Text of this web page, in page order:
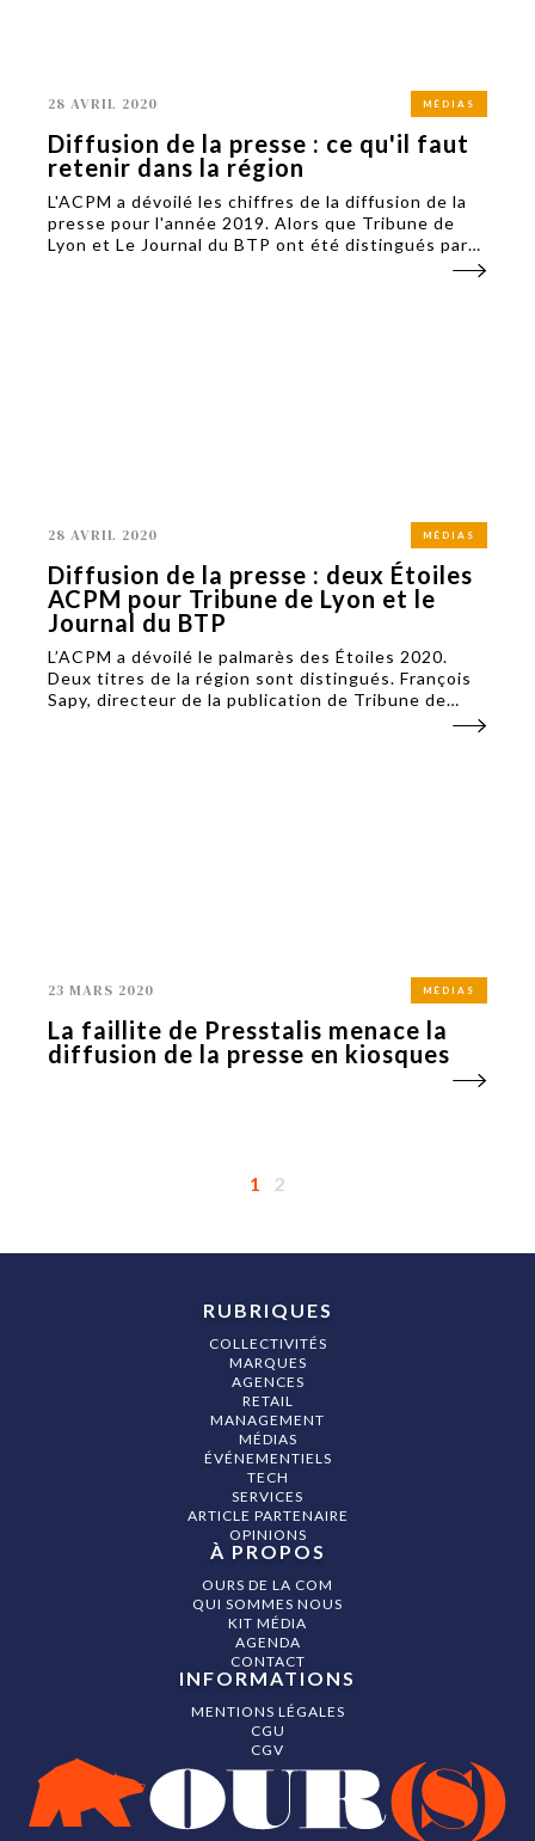
28 AVRIL 2020 MÉDIAS
Diffusion de la presse : ce qu'il faut
retenir dans la région
L'ACPM a dévoilé les chiffres de la diffusion de la
presse pour l'année 2019. Alors que Tribune de
Lyon et Le Journal du BTP ont été distingués par
des Étoiles ACPM, comment vont les autres titres
28 AVRIL 2020 MÉDIAS
Diffusion de la presse : deux Étoiles
ACPM pour Tribune de Lyon et le
Journal du BTP
L’ACPM a dévoilé le palmarès des Étoiles 2020.
Deux titres de la région sont distingués. François
Sapy, directeur de la publication de Tribune de
23 MARS 2020 MÉDIAS
La faillite de Presstalis menace la
diffusion de la presse en kiosques
1 2
RUBRIQUES
COLLECTIVITÉS
MARQUES
AGENCES
RETAIL
MANAGEMENT
MÉDIAS
ÉVÉNEMENTIELS
TECH
SERVICES
ARTICLE PARTENAIRE
OPINIONS
À PROPOS
OURS DE LA COM
QUI SOMMES NOUS
KIT MÉDIA
AGENDA
CONTACT
INFORMATIONS
MENTIONS LÉGALES
CGU
CGV